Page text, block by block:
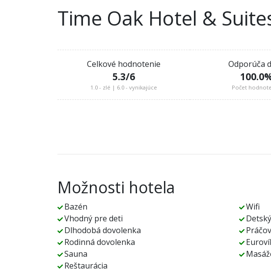
Time Oak Hotel &
Celkové hodnotenie
5.3/6
1.0 - zlé | 6.0 - vynikajúce
Odporúča
100.0
Počet
Možnosti hotela
Bazén Wifi
Vhodný pre deti
Dlhodobá dovolenka
Rodinná dovolenka
Sauna
Reštaurácia